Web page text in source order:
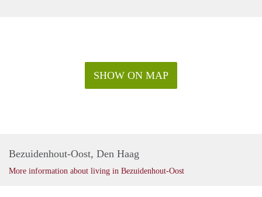
SHOW ON MAP
Bezuidenhout-Oost, Den Haag
More information about living in Bezuidenhout-Oost